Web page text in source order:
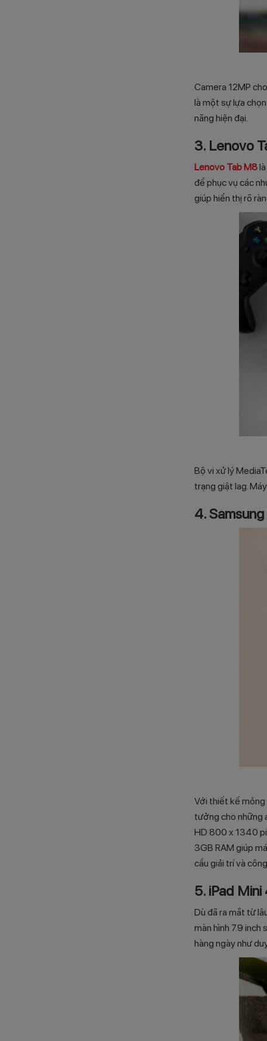
Camera 12MP
là một sự lựa
năng hiện đại.
3. Lenovo
Lenovo Tab M8
để phục vụ các
giúp hiển thị rõ
Bộ vi xử lý
trạng giật lag.
4.
Với thiết kế mỏng
tưởng cho những
HD 800 x 1340
3GB RAM giúp
cầu giải trí và
5. iPad
Dù đã ra mắt từ
màn hình 7.9 inch
hàng ngày như